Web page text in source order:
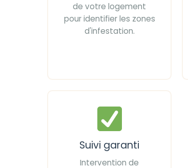
de votre logement
pour identifier les zones
d'infestation.
Suivi garanti
Intervention de